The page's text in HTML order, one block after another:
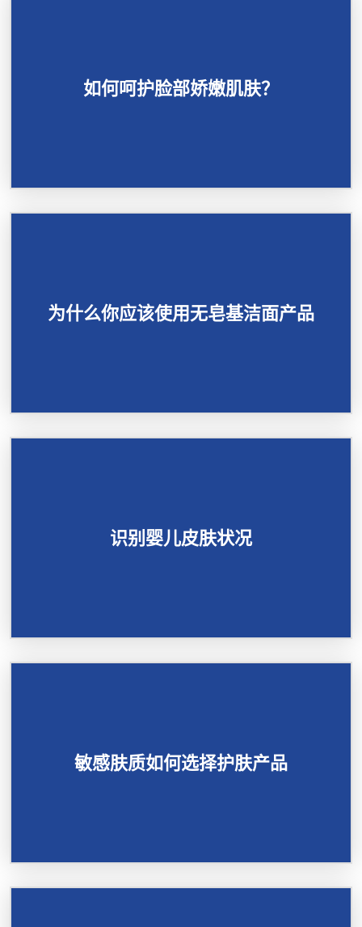
如何呵护脸部娇嫩肌肤？
为什么你应该使用无皂基洁面产品
识别婴儿皮肤状况
敏感肤质如何选择护肤产品